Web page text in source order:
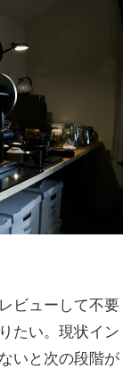
ビューして不要
たい。現状イン
いと次の段階が